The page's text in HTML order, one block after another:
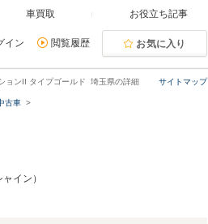
車買取 お役立ち記事
イン 閲覧履歴 お気に入り
サイトマップ
ョンII タイプゴールド 埼玉県の詳細
古車
イン）